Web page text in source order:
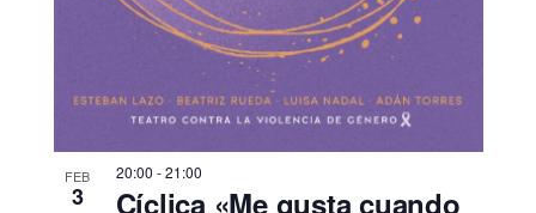
FEB
3
20:00 -21:00
Cíclica «Me gusta cuando